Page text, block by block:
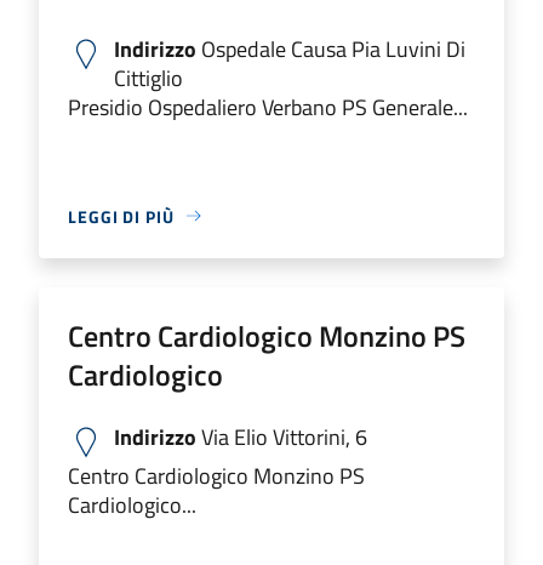
Indirizzo Ospedale Causa Pia Luvini Di
Cittiglio
Presidio Ospedaliero Verbano PS Generale...
LEGGI DI PIÙ
Centro Cardiologico Monzino PS
Cardiologico
IndirizzoVia Elio Vittorini, 6
Centro Cardiologico Monzino PS
Cardiologico...